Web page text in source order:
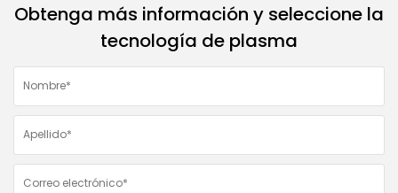
Obtenga más información y seleccione la
tecnología de plasma